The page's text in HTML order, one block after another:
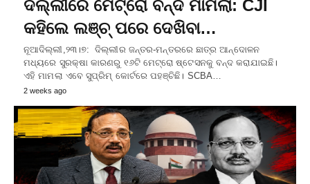
ଦିଲ୍ଲୀରେ ମେଟ୍ରୋ ବନ୍ଦ ମାମଲା: CJI
କହିଲେ ଲଞ୍ଚ୍‌ ପରେ ଦେଖିବା…
ନୂଆଦିଲ୍ଲୀ,୨୩।୭: ଦିଲ୍ଲୀର ଜନ୍ତର-ମନ୍ତରରେ ଛାତ୍ର ଆନ୍ଦୋଳନ
ମଧ୍ୟରେ ସୁରକ୍ଷା କାରଣରୁ ୧୬ଟି ମେଟ୍ରୋ ଷ୍ଟେସନକୁ ବନ୍ଦ କରାଯାଇଛି।
ଏହି ମାମଲା ଏବେ ସୁପ୍ରିମ୍ କୋର୍ଟରେ ପହଞ୍ଚିଛି। SCBA…
2 weeks ago